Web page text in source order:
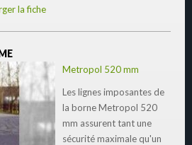
la fiche
Metropol 520 mm
Les lignes imposantes de
la borne Metropol 520
mm assurent tant une
sécurité maximale qu'un